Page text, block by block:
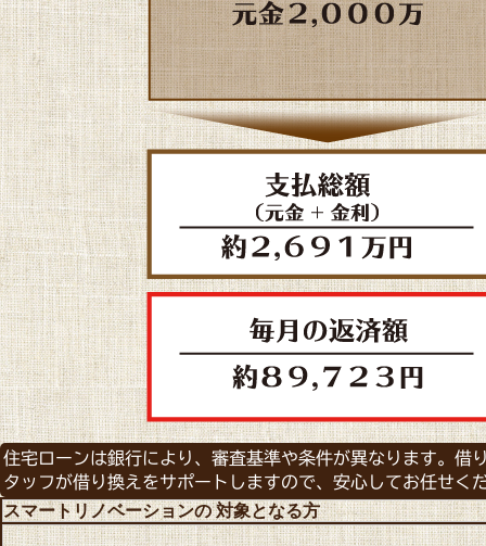
住宅ローンは銀行により、審査基準や条件が異なります。借
タッフが借り換えをサポートしますので、安心してお任せく
スマートリノベーションの対象となる方